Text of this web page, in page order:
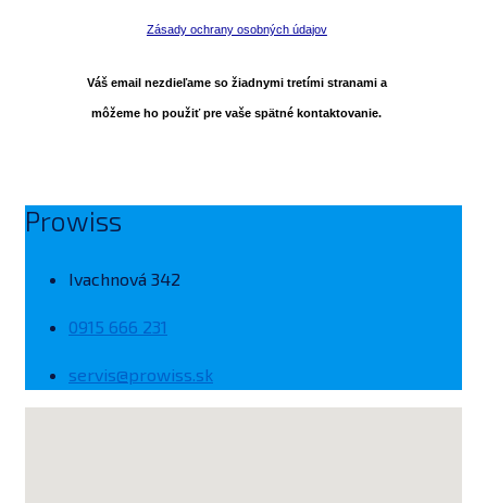
Zásady ochrany osobných údajov
Váš email nezdieľame so žiadnymi tretími stranami a
môžeme ho použiť pre vaše spätné kontaktovanie.
Prowiss
Ivachnová 342
0915 666 231
servis@prowiss.sk